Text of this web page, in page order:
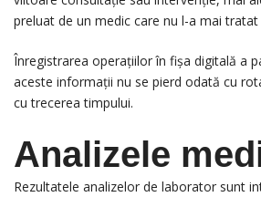
preluat de un medic care nu l-a mai
Înregistrarea operațiilor în fișa digitală a
aceste informații nu se pierd odată cu
cu trecerea timpului.
Analizele
Rezultatele analizelor de laborator sunt